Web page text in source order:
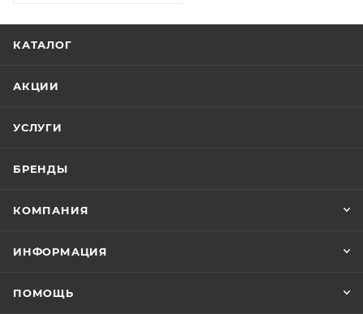
КАТАЛОГ
АКЦИИ
УСЛУГИ
БРЕНДЫ
КОМПАНИЯ
ИНФОРМАЦИЯ
ПОМОЩЬ